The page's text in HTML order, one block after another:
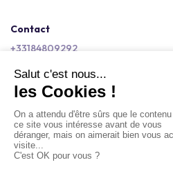
Contact
+33184809292
Copyright © 2026 Kactus
Conditions générales
Signaler un contenu